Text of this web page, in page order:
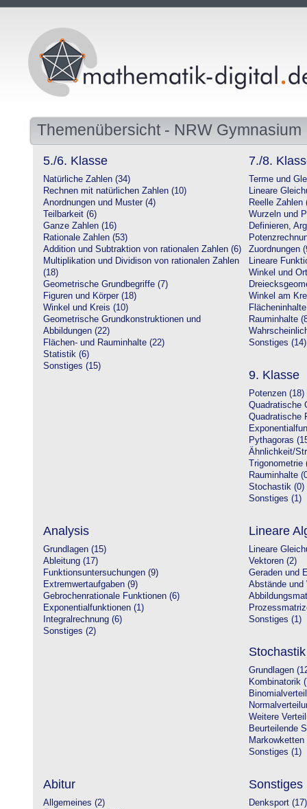
Themenübersicht - NRW Gymnasium
5./6. Klasse
Natürliche Zahlen (34)
Rechnen mit natürlichen Zahlen (10)
Anordnungen und Muster (4)
Teilbarkeit (6)
Ganze Zahlen (16)
Rationale Zahlen (53)
Addition und Subtraktion von rationalen Zahlen (6)
Multiplikation und Dividison von rationalen Zahlen
(18)
Geometrische Grundbegriffe (7)
Figuren und Körper (18)
Winkel und Kreis (10)
Geometrische Grundkonstruktionen und
Abbildungen (22)
Flächen- und Rauminhalte (22)
Statistik (6)
Sonstiges (15)
7./8.
Terme und
Lineare
Reelle Zahlen
Wurzeln und
Definieren,
Zuordnungen
Lineare
Winkel und
Winkel am
Rauminhalte
Sonstiges (14)
9. Klasse
Potenzen (18)
Quadratische
Quadratische
Pythagoras
Ähnlichkeit/
Trigonometrie
Rauminhalte
Stochastik (0)
Sonstiges (1)
Analysis
Grundlagen (15)
Ableitung (17)
Funktionsuntersuchungen (9)
Extremwertaufgaben (9)
Gebrochenrationale Funktionen (6)
Exponentialfunktionen (1)
Integralrechnung (6)
Sonstiges (2)
Lineare
Lineare
Vektoren (2)
Geraden und
Abstände und
Sonstiges (1)
Stochastik
Grundlagen
Kombinatorik
Weitere
Beurteilende
Markowketten
Sonstiges (1)
Abitur
Allgemeines (2)
Sonstiges
Denksport (17)